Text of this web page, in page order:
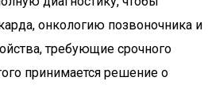
онкологию позвоночника и
требующие срочного
принимается решение о